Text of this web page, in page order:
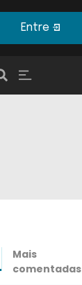
Entre
Mais
comentadas